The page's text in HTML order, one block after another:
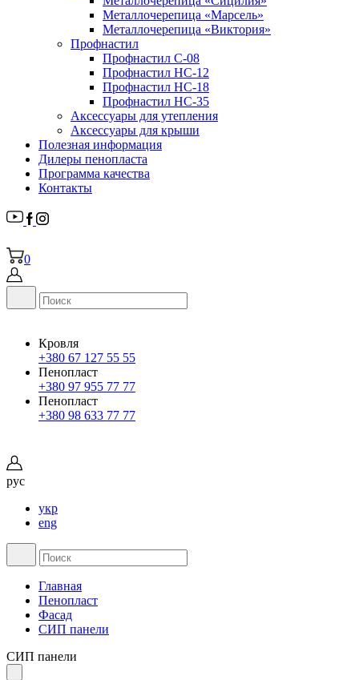
Металлочерепица «Марсель»
Металлочерепица «Виктория»
Профнастил
Профнастил С-08
Профнастил НС-12
Профнастил НС-18
Профнастил НС-35
Аксессуары для утепления
Аксессуары для крыши
Полезная информация
Дилеры пенопласта
Программа качества
Контакты
0
Кровля
+380 67 127 55 55
Пенопласт
+380 97 955 77 77
Пенопласт
+380 98 633 77 77
рус
укр
eng
Главная
Пенопласт
Фасад
СИП панели
СИП панели